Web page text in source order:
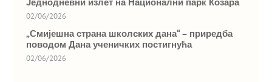
Једнодневни излет на Национални парк Козара
02/06/2026
„Смијешна страна школских дана“ – приредба
поводом Дана ученичких постигнућа
02/06/2026